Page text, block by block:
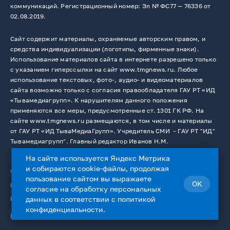
коммуникаций. Регистрационный номер: Эл № ФС77 — 76336 от
02.08.2019.
Сайт содержит материалы, охраняемые авторским правом, и
средства индивидуализации (логотипы, фирменные знаки).
Использование материалов сайта в интернете разрешено только
с указанием гиперссылки на сайт www.tmgnews.ru. Любое
использование текстовых, фото-, аудио- и видеоматериалов
сайта возможно только с согласия правообладателя ГАУ РТ «ИД
«Тывамедиагрупп». К нарушителям данного положения
применяются все меры, предусмотренные ст. 1301 ГК РФ. На
сайте www.tmgnews.ru размещаются, в том числе и материалы
от ГАУ РТ «ИД ТываМедиаГрупп». Учредитель СМИ －ГАУ РТ "ИД"
Тывамедиагрупп". Главный редактор Иванов Н.М.
© 2026. Все права защищены.
12+
Пользовательское соглашение
Использование cookie-файлов
Работает на
На сайте используется Яндекс Метрика
и собираются cookie-файлы, продолжая
пользование сайтом вы выражаете
согласие наобработку персональных
данных в соответствии с политикой
конфиденциальности.
OK